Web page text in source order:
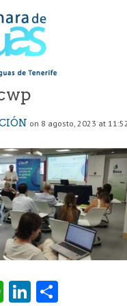
on 8 agosto, 2023 at 11:52
W Li